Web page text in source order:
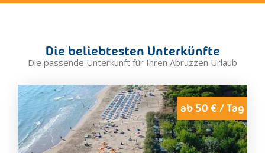
Gamberale
Lama Dei Peligni
Loreto Aprutino
Magliano De' Marsi
Marina di Vasto
Martinsicuro
Die beliebtesten Unterkünfte
Die passende Unterkunft für Ihren Abruzzen Urlaub
ab 50 € / Tag